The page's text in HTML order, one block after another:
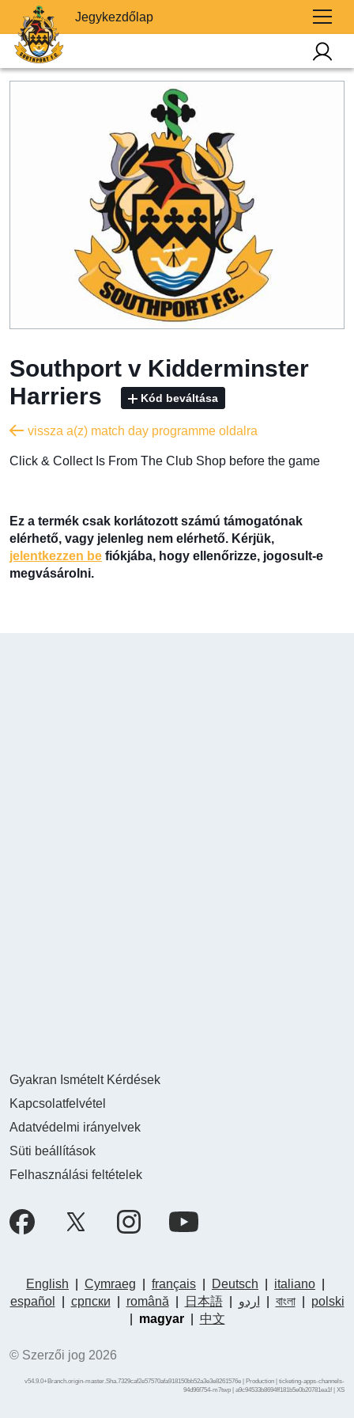
Jegykezdőlap
Southport v Kidderminster
Harriers
Kód beváltása
vissza a(z) match day programme oldalra
​Click & Collect Is From The Club Shop before the game
Ez a termék csak korlátozott számú támogatónak
elérhető, vagy jelenleg nem elérhető. Kérjük,
jelentkezzen be fiókjába, hogy ellenőrizze, jogosult-e
megvásárolni.
Gyakran Ismételt Kérdések
Kapcsolatfelvétel
Adatvédelmi irányelvek
Süti beállítások
Felhasználási feltételek
English Cymraeg français Deutsch italiano
español
српски română 日本語| اردو বাংলা|
polski
magyar| 中文
© Szerzői jog 2026
v54.9.0+Branch.origin-master.Sha.7329caf2e57570afa918150bb52a3e3e8261576e | Production | ticketing-apps-channels-
94d96f754-m7twp | a9c94533b8694ff181b5e0b20781ea1f | XS